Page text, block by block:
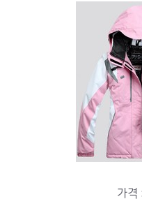
가격 :